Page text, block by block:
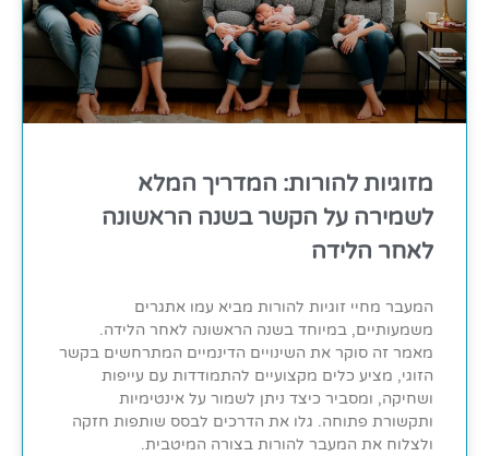
מזוגיות להורות: המדריך המלא
לשמירה על הקשר בשנה הראשונה
לאחר הלידה
המעבר מחיי זוגיות להורות מביא עמו אתגרים
משמעותיים, במיוחד בשנה הראשונה לאחר הלידה.
מאמר זה סוקר את השינויים הדינמיים המתרחשים בקשר
הזוגי, מציע כלים מקצועיים להתמודדות עם עייפות
ושחיקה, ומסביר כיצד ניתן לשמור על אינטימיות
ותקשורת פתוחה. גלו את הדרכים לבסס שותפות חזקה
ולצלוח את המעבר להורות בצורה המיטבית.